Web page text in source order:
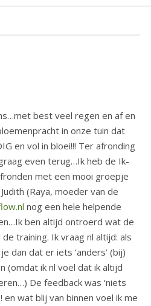
best veel regen en af en
in onze tuin dat
en vol in bloei!!! Ter afronding
even terug…Ik heb de Ik-
met een mooi groepje
(Raya, moeder van de
nog een hele helpende
ben altijd ontroerd wat de
training. Ik vraag nl altijd: als
dan dat er iets ‘anders’ (bij)
(omdat ik nl voel dat ik altijd
De feedback was ‘niets
wat blij van binnen voel ik me